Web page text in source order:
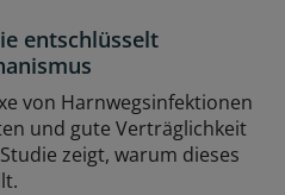
entschlüsselt
von Harnwegsinfektionen
und gute Verträglichkeit
zeigt, warum dieses